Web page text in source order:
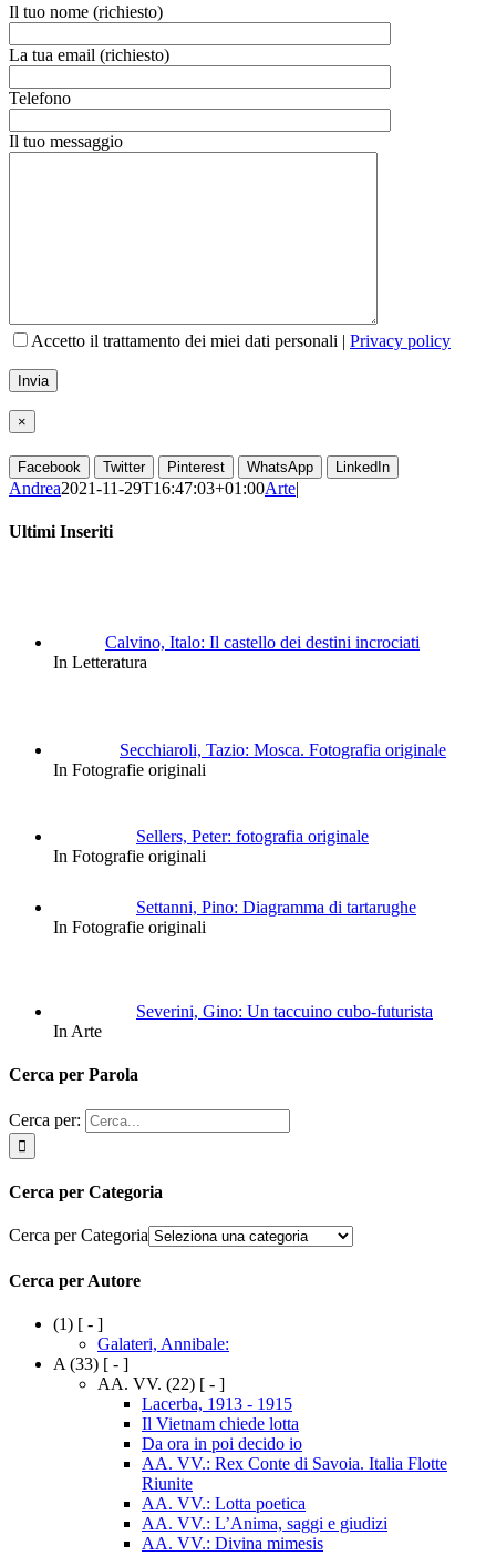
Il tuo nome (richiesto)
La tua email (richiesto)
Telefono
Il tuo messaggio
Accetto il trattamento dei miei dati personali | Privacy policy
×
Facebook Twitter Pinterest WhatsApp LinkedIn
Andrea2021-11-29T16:47:03+01:00Arte|
Ultimi Inseriti
Calvino, Italo: Il castello dei destini incrociati
In Letteratura
Secchiaroli, Tazio: Mosca. Fotografia originale
In Fotografie originali
Sellers, Peter: fotografia originale
In Fotografie originali
Settanni, Pino: Diagramma di tartarughe
In Fotografie originali
Severini, Gino: Un taccuino cubo-futurista
In Arte
Cerca per Parola
Cerca per:
Cerca per Categoria
Cerca per Categoria
Cerca per Autore
(1) [ - ]
Galateri, Annibale:
A (33) [ - ]
AA. VV. (22) [ - ]
Lacerba, 1913 - 1915
Il Vietnam chiede lotta
Da ora in poi decido io
AA. VV.: Rex Conte di Savoia. Italia Flotte
Riunite
AA. VV.: Lotta poetica
AA. VV.: L’Anima, saggi e giudizi
AA. VV.: Divina mimesis